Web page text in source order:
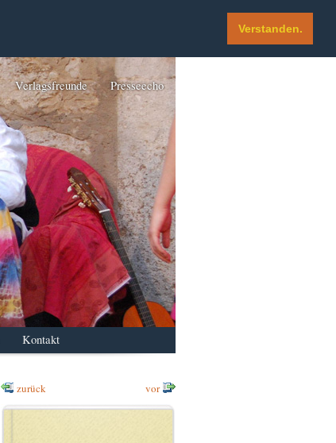
Verstanden.
Verlagsfreunde Presseecho
Kontakt
zurück vor